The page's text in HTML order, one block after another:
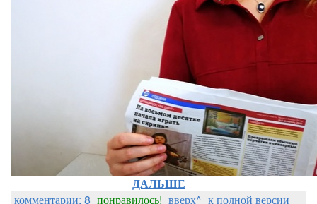
ДАЛЬШЕ
комментарии: 8 понравилось! вверх^ к полной версии